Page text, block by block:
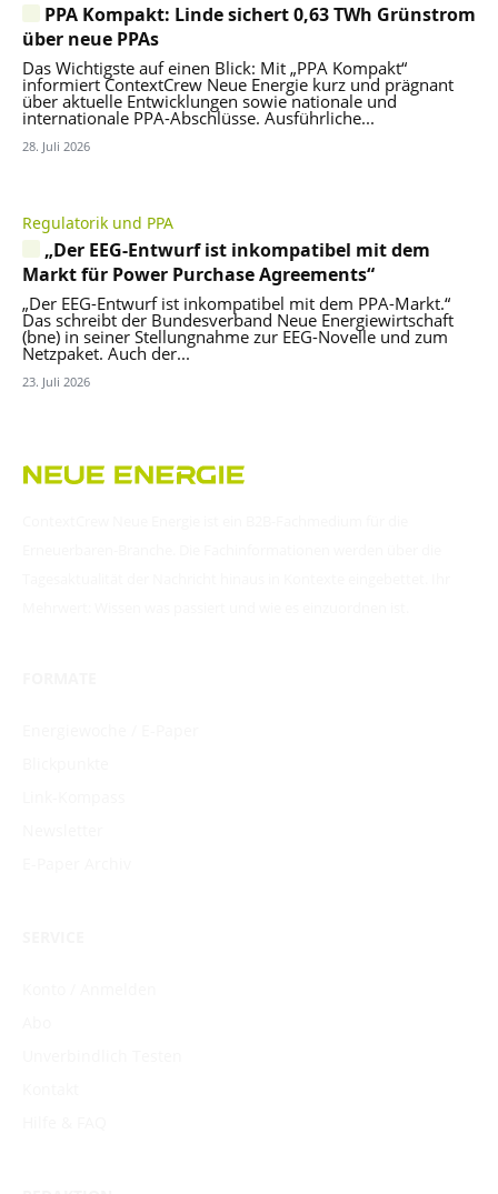
PPA Kompakt: Linde sichert 0,63 TWh Grünstrom
über neue PPAs
Das Wichtigste auf einen Blick: Mit „PPA Kompakt“
informiert ContextCrew Neue Energie kurz und prägnant
über aktuelle Entwicklungen sowie nationale und
internationale PPA-Abschlüsse. Ausführliche...
28. Juli 2026
Regulatorik und PPA
„Der EEG-Entwurf ist inkompatibel mit dem
Markt für Power Purchase Agreements“
„Der EEG-Entwurf ist inkompatibel mit dem PPA-Markt.“
Das schreibt der Bundesverband Neue Energiewirtschaft
(bne) in seiner Stellungnahme zur EEG-Novelle und zum
Netzpaket. Auch der...
23. Juli 2026